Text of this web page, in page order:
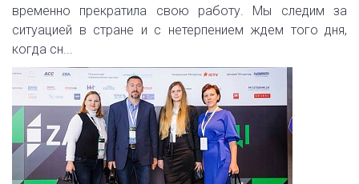
временно прекратила свою работу. Мы следим за
ситуацией в стране и с нетерпением ждем того дня,
когда сн...